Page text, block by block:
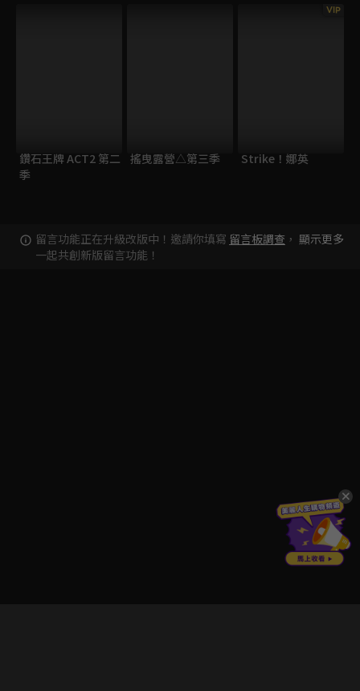
鑽石王牌 ACT2 第二
季
搖曳露營△第三季
VIP
Strike！娜英
留言功能正在升級改版中！邀請你填寫 留言板調查 ，
一起共創新版留言功能！
顯示更多